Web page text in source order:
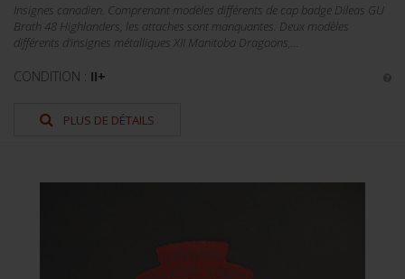
Insignes canadien. Comprenant modèles différents de cap badge Dileas GU
Brath 48 Highlanders, les attaches sont manquantes. Deux modèles
différents d'insignes métalliques XII Manitoba Dragoons,...
CONDITION : II+
PLUS DE DÉTAILS